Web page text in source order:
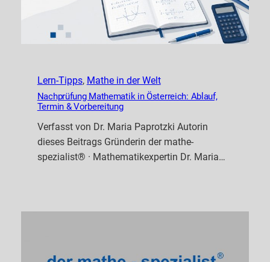
Lern-Tipps, Mathe in der Welt
Nachprüfung Mathematik in Österreich: Ablauf,
Termin & Vorbereitung
Verfasst von Dr. Maria Paprotzki Autorin
dieses Beitrags Gründerin der mathe-
spezialist® · Mathematikexpertin Dr. Maria…